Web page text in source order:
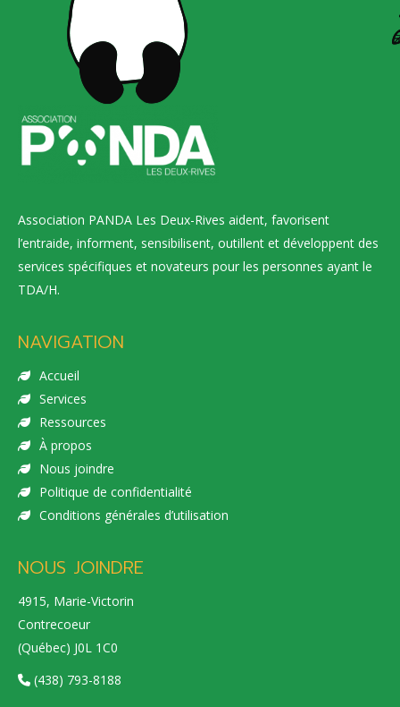
Association PANDA Les Deux-Rives aident, favorisent
l’entraide, informent, sensibilisent, outillent et développent des
services spécifiques et novateurs pour les personnes ayant le
TDA/H.
NAVIGATION
Accueil
Services
Ressources
À propos
Nous joindre
Politique de confidentialité
Conditions générales d’utilisation
NOUS JOINDRE
4915, Marie-Victorin
Contrecoeur
(Québec) J0L 1C0
(438) 793-8188